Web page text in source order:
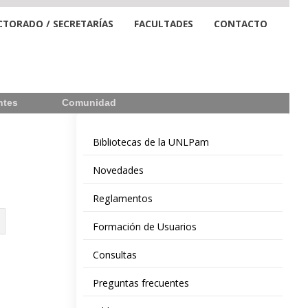
/ SECRETARÍAS FACULTADES CONTACTO
Comunidad
Bibliotecas de la UNLPam
Novedades
Reglamentos
Formación de Usuarios
Consultas
Preguntas frecuentes